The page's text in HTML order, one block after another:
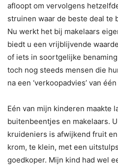
afloopt om vervolgens
struinen waar de beste deal te
Nu werkt het bij makelaars
biedt u een vrijblijvende
of iets in soortgelijke
toch nog steeds mensen die
na een ‘verkoopadvies’ van
Eén van mijn kinderen maakte
buitenbeentjes en makelaars.
kruideniers is afwijkend fruit
krom, te klein, met een
goedkoper. Mijn kind had wel